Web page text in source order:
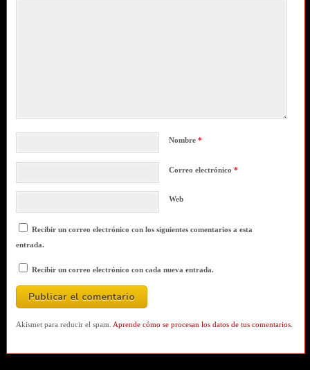
Nombre *
Correo electrónico *
Web
Recibir un correo electrónico con los siguientes comentarios a esta
entrada.
Recibir un correo electrónico con cada nueva entrada.
Akismet para reducir el spam. Aprende cómo se procesan los datos de tus comentarios.